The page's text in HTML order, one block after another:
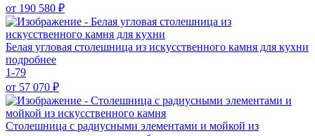
от 190 580 ₽
Белая угловая столешница из искусственного камня для кухни
подробнее
1-79
от 57 070 ₽
Столешница с радиусными элементами и мойкой из